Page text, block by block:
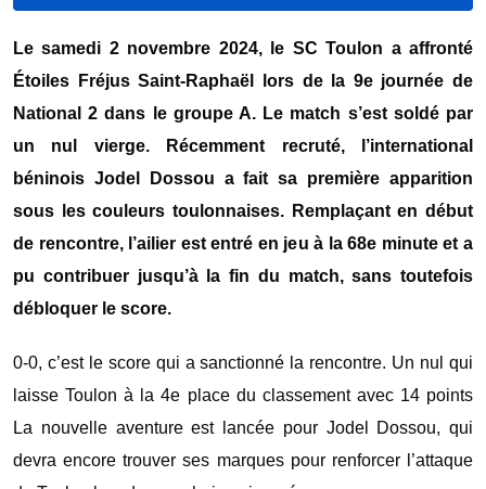
Le samedi 2 novembre 2024, le SC Toulon a affronté
Étoiles Fréjus Saint-Raphaël lors de la 9e journée de
National 2 dans le groupe A. Le match s’est soldé par
un nul vierge. Récemment recruté, l’international
béninois Jodel Dossou a fait sa première apparition
sous les couleurs toulonnaises. Remplaçant en début
de rencontre, l’ailier est entré en jeu à la 68e minute et a
pu contribuer jusqu’à la fin du match, sans toutefois
débloquer le score.
0-0, c’est le score qui a sanctionné la rencontre. Un nul qui
laisse Toulon à la 4e place du classement avec 14 points
La nouvelle aventure est lancée pour Jodel Dossou, qui
devra encore trouver ses marques pour renforcer l’attaque